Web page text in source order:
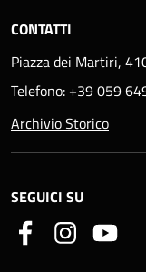
CONTATTI
Piazza dei Martiri,
Telefono: +39 059
Archivio Storico
SEGUICI SU